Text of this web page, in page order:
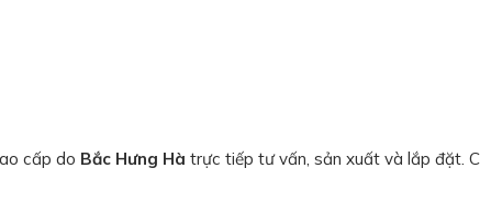
cấp do Bắc Hưng Hà trực tiếp tư vấn, sản xuất và lắp đặt.